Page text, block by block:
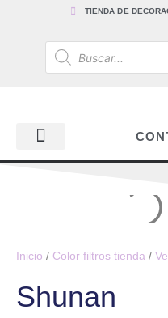
TIENDA DE
Inicio / Color filtros tienda /
Shunan